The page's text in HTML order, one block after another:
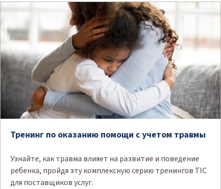
Тренинг по оказанию помощи с учетом травмы
Узнайте, как травма влияет на развитие и поведение
ребенка, пройдя эту комплексную серию тренингов TIC
для поставщиков услуг.